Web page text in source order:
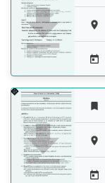
 




